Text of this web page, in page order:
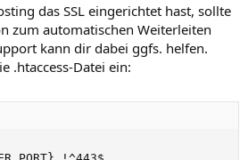
das SSL eingerichtet hast, sollte
zum automatischen Weiterleiten
kann dir dabei ggfs. helfen.
.htaccess-Datei ein: